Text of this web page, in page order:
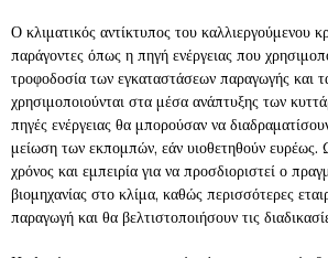
Ο κλιματικός αντίκτυπος του καλλιεργούμενου
παράγοντες όπως η πηγή ενέργειας που
τροφοδοσία των εγκαταστάσεων παραγωγής και
χρησιμοποιούνται στα μέσα ανάπτυξης των
πηγές ενέργειας θα μπορούσαν να
μείωση των εκπομπών, εάν υιοθετηθούν ευρέως.
χρόνος και εμπειρία για να προσδιοριστεί ο
βιομηχανίας στο κλίμα, καθώς περισσότερες
παραγωγή και θα βελτιστοποιήσουν τις